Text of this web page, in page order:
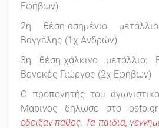
Εφήβων)
2η θέση-ασημένιο
Βαγγέλης (1χ Ανδρών)
3η θέση-χάλκινο μετάλλιο:
Βενεκές Γιώργος (2χ Εφήβων)
Ο προπονητής του
Μαρίνος δήλωσε στο osfp.gr
έδειξαν πάθος. Τα παιδιά,